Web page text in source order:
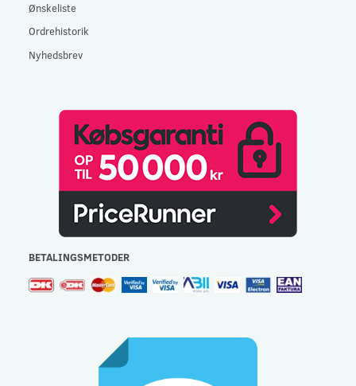
Ønskeliste
Ordrehistorik
Nyhedsbrev
BETALINGSMETODER